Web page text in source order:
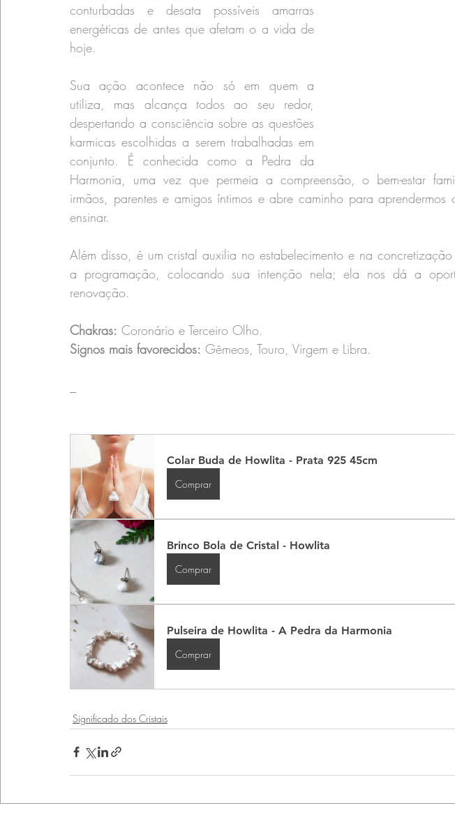
conturbadas e desata possíveis amarras
energéticas de antes que afetam o a vida de
hoje.
Sua ação acontece não só em quem a
utiliza, mas alcança todos ao seu redor,
despertando a consciência sobre as questões
karmicas escolhidas a serem trabalhadas em
conjunto. É conhecida como a Pedra da
Harmonia, uma vez que permeia a compreensão, o bem-estar
irmãos, parentes e amigos íntimos e abre caminho para
ensinar.
Além disso, é um cristal auxilia no estabelecimento e na
a programação, colocando sua intenção nela; ela nos dá a
renovação.
Chakras: Coronário e Terceiro Olho.
Signos mais favorecidos: Gêmeos, Touro, Virgem e Libra.
Colar Buda de Howlita - Prata 925 45cm
Comprar
Brinco Bola de Cristal - Howlita
Comprar
Pulseira de Howlita - A Pedra da Harmonia
Comprar
Significado dos Cristais